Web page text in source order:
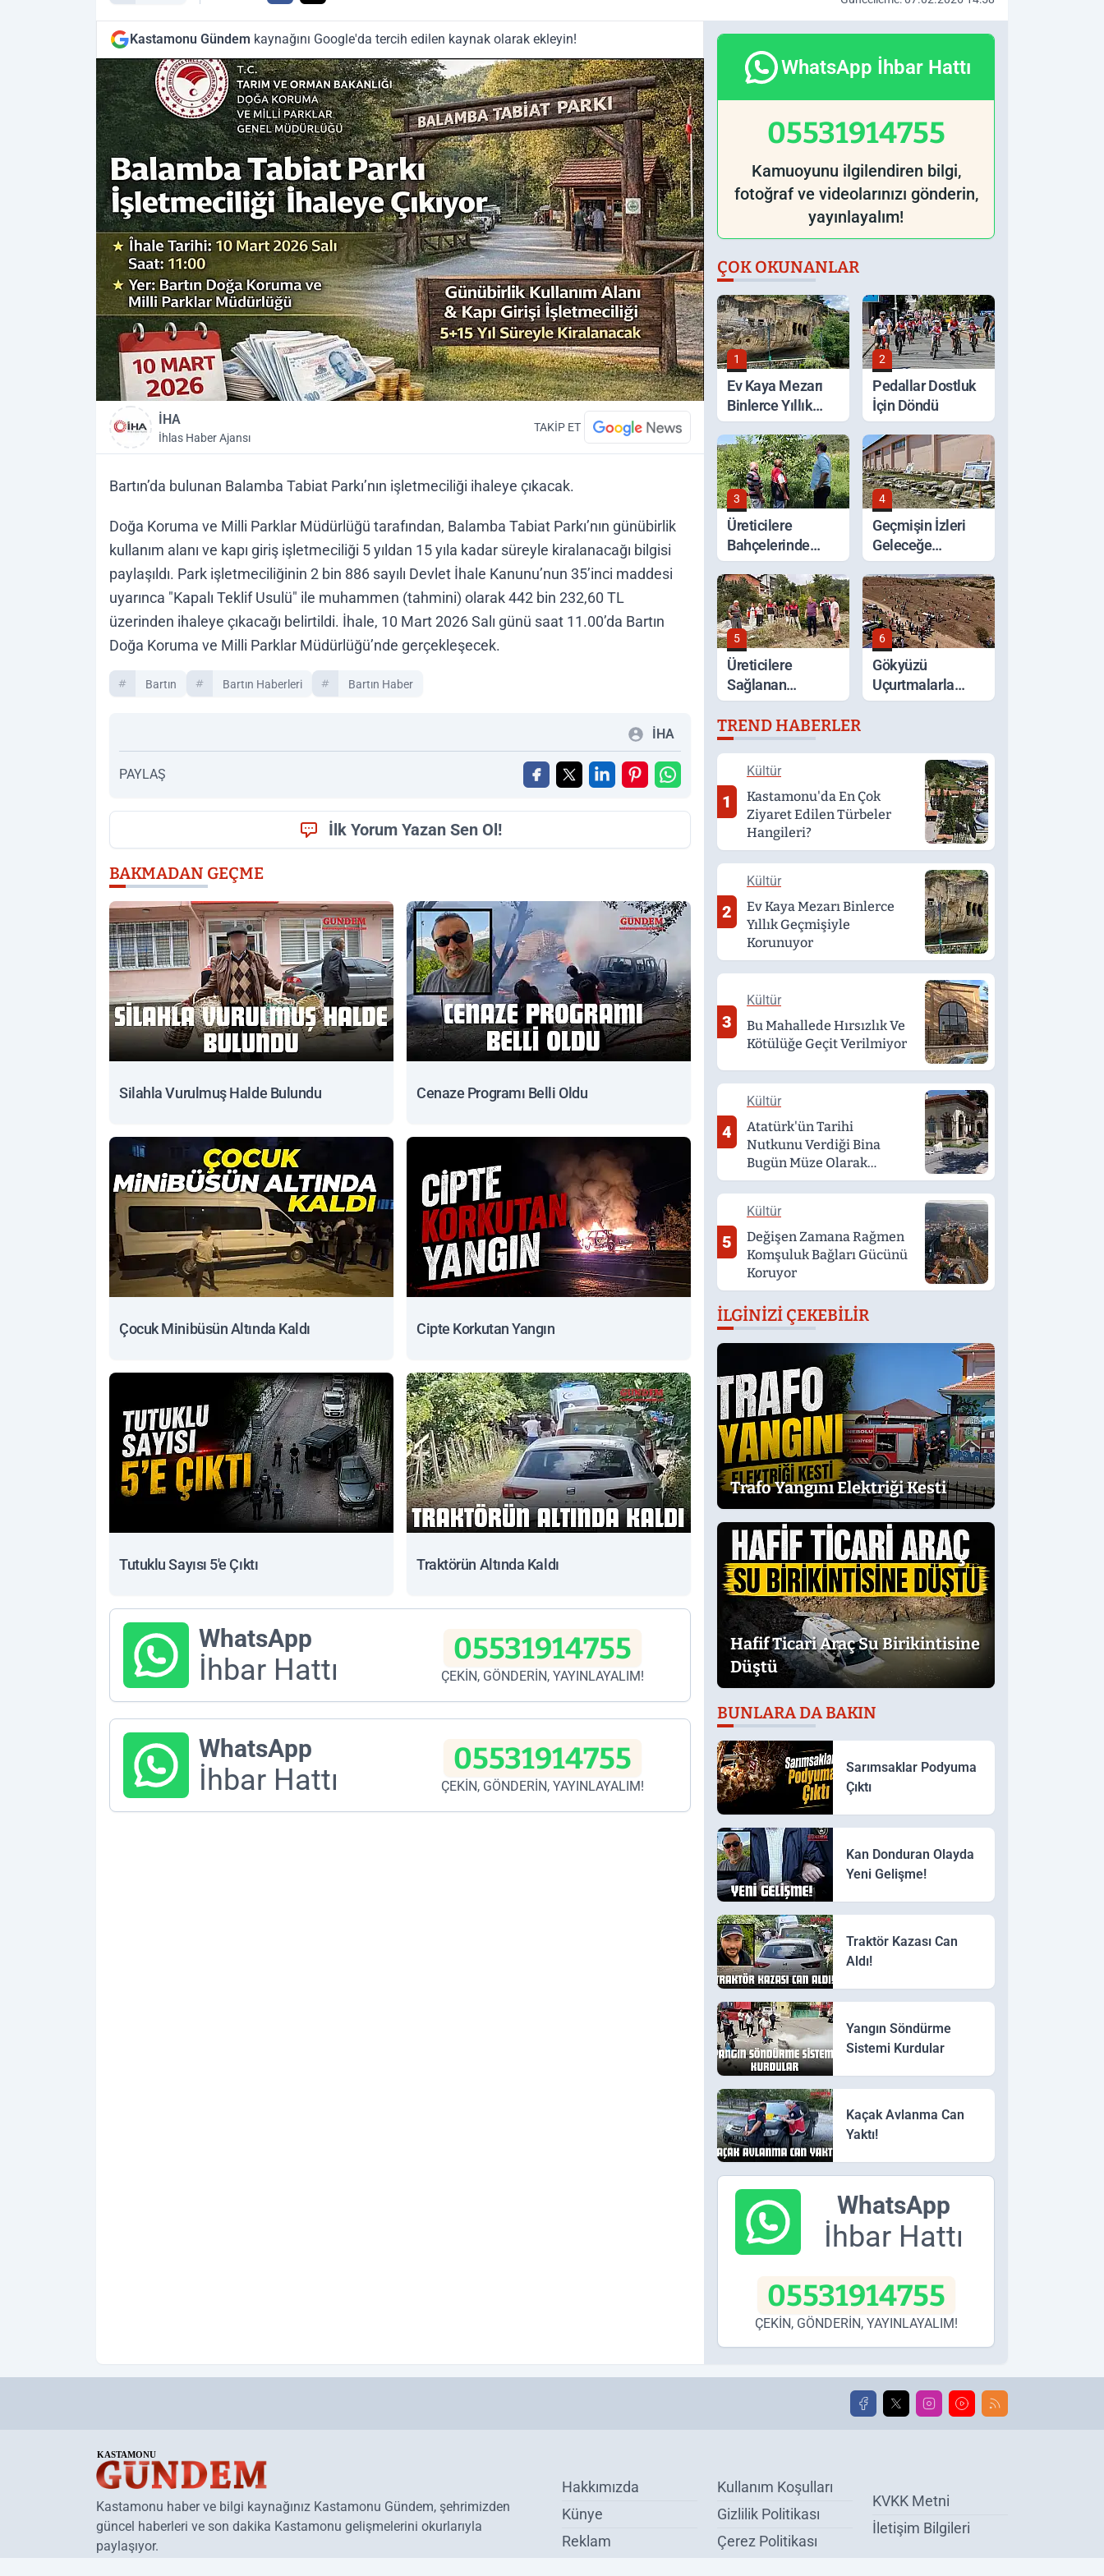
Kastamonu Gündem kaynağını Google'da tercih edilen kaynak olarak ekleyin!
İHA
İhlas Haber Ajansı
TAKİP ET
Bartın’da bulunan Balamba Tabiat Parkı’nın işletmeciliği ihaleye çıkacak.
Doğa Koruma ve Milli Parklar Müdürlüğü tarafından, Balamba Tabiat Parkı’nın günübirlik
kullanım alanı ve kapı giriş işletmeciliği 5 yıldan 15 yıla kadar süreyle kiralanacağı bilgisi
paylaşıldı. Park işletmeciliğinin 2 bin 886 sayılı Devlet İhale Kanunu’nun 35’inci maddesi
uyarınca "Kapalı Teklif Usulü" ile muhammen (tahmini) olarak 442 bin 232,60 TL
üzerinden ihaleye çıkacağı belirtildi. İhale, 10 Mart 2026 Salı günü saat 11.00’da Bartın
Doğa Koruma ve Milli Parklar Müdürlüğü’nde gerçekleşecek.
Bartın Bartın Haberleri Bartın Haber
İHA
PAYLAŞ
İlk Yorum Yazan Sen Ol!
BAKMADAN GEÇME
Silahla Vurulmuş Halde Bulundu Cenaze Programı Belli Oldu
Çocuk Minibüsün Altında Kaldı Cipte Korkutan Yangın
Tutuklu Sayısı 5'e Çıktı Traktörün Altında Kaldı
WhatsApp
İhbar Hattı
05531914755
ÇEKİN, GÖNDERİN, YAYINLAYALIM!
WhatsApp
İhbar Hattı
05531914755
ÇEKİN, GÖNDERİN, YAYINLAYALIM!
WhatsApp İhbar Hattı
05531914755
Kamuoyunu ilgilendiren bilgi,
fotoğraf ve videolarınızı gönderin,
yayınlayalım!
ÇOK OKUNANLAR
1
Ev Kaya Mezarı
Binlerce Yıllık
Geçmişiyle
Korunuyor
2
Pedallar Dostluk
İçin Döndü
3
Üreticilere
Bahçelerinde
Yerinde Tarım
Desteği
4
Geçmişin İzleri
Geleceğe
Taşınıyor
5
Üreticilere
Sağlanan
Destekler Sahada
Değerlendirildi
6
Gökyüzü
Uçurtmalarla
Renklendi
TREND HABERLER
1
Kültür
Kastamonu'da En Çok
Ziyaret Edilen Türbeler
Hangileri?
2
Kültür
Ev Kaya Mezarı Binlerce
Yıllık Geçmişiyle
Korunuyor
3
Kültür
Bu Mahallede Hırsızlık Ve
Kötülüğe Geçit Verilmiyor
4
Kültür
Atatürk'ün Tarihi
Nutkunu Verdiği Bina
Bugün Müze Olarak
Hizmet Veriyor
5
Kültür
Değişen Zamana Rağmen
Komşuluk Bağları Gücünü
Koruyor
İLGINIZI ÇEKEBILIR
Trafo Yangını Elektriği Kesti
Hafif Ticari Araç Su Birikintisine
Düştü
BUNLARA DA BAKIN
Sarımsaklar Podyuma
Çıktı
Kan Donduran Olayda
Yeni Gelişme!
Traktör Kazası Can
Aldı!
Yangın Söndürme
Sistemi Kurdular
Kaçak Avlanma Can
Yaktı!
WhatsApp
İhbar Hattı
05531914755
ÇEKİN, GÖNDERİN, YAYINLAYALIM!
Kastamonu haber ve bilgi kaynağınız Kastamonu Gündem, şehrimizden
güncel haberleri ve son dakika Kastamonu gelişmelerini okurlarıyla
paylaşıyor.
Hakkımızda
Künye
Reklam
Kullanım Koşulları
Gizlilik Politikası
Çerez Politikası
KVKK Metni
İletişim Bilgileri